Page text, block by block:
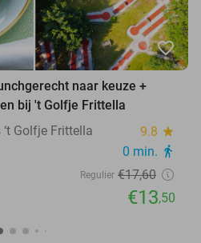
favorite_border
naar keuze +
bij 't Golfje Frittella
Golfje Frittella
9.8 star
0 min. directions_walk
Regulier €17,60
€13,50